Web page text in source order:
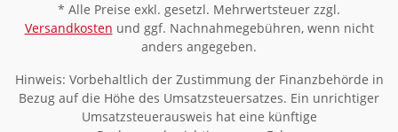
* Alle Preise exkl. gesetzl. Mehrwertsteuer zzgl.
Versandkosten und ggf. Nachnahmegebühren, wenn nicht
anders angegeben.
Hinweis: Vorbehaltlich der Zustimmung der Finanzbehörde in
Bezug auf die Höhe des Umsatzsteuersatzes. Ein unrichtiger
Umsatzsteuerausweis hat eine künftige